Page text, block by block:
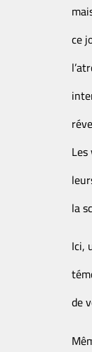
ce
la
Ici,
de